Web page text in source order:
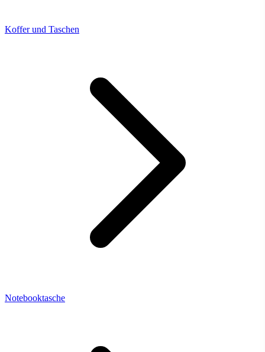
Koffer und Taschen
Notebooktasche